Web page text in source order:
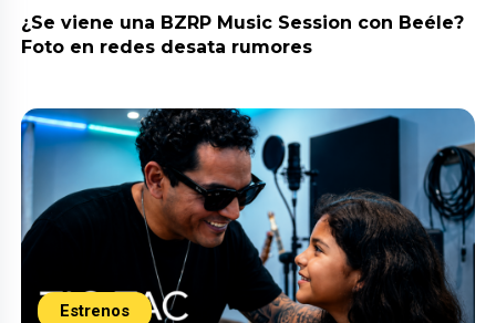
¿Se viene una BZRP Music Session con Beéle?
Foto en redes desata rumores
Estrenos